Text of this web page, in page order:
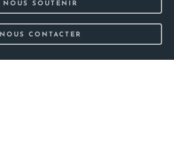
NOUS SOUTENIR
NOUS CONTACTER